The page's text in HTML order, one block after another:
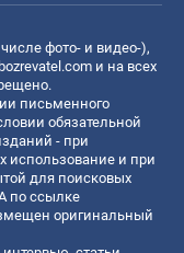
фото- и видео-),
и на всех
письменного
обязательной
- при
использование и при
для поисковых
по ссылке
оригинальный